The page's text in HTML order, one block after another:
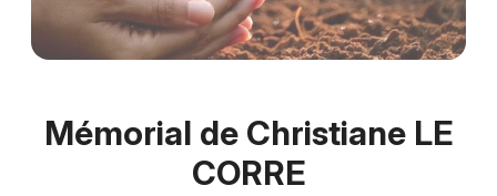
Mémorial de Christiane LE
CORRE